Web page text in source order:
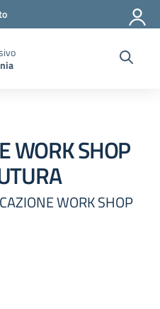
WORK SHOP
WORK SHOP